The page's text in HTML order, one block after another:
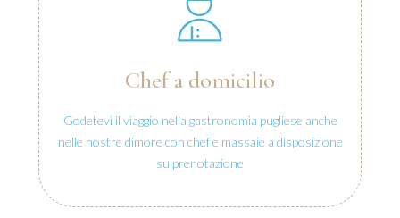
Chef a domicilio
Godetevi il viaggio nella gastronomia pugliese anche
nelle nostre dimore con chef e massaie a disposizione
su prenotazione